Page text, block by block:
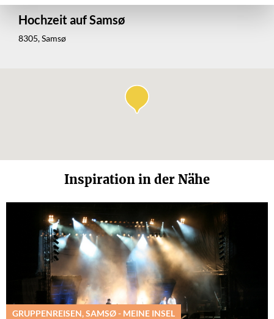
Hochzeit auf Samsø
8305, Samsø
Inspiration in der Nähe
GRUPPENREISEN, SAMSØ - MEINE INSEL